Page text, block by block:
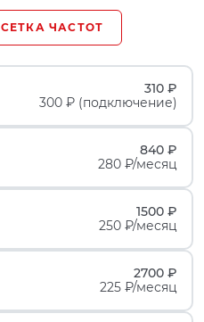
СЕТКА ЧАСТОТ
310 ₽
300 ₽ (подключение)
840 ₽
280 ₽/месяц
1500 ₽
250 ₽/месяц
2700 ₽
225 ₽/месяц